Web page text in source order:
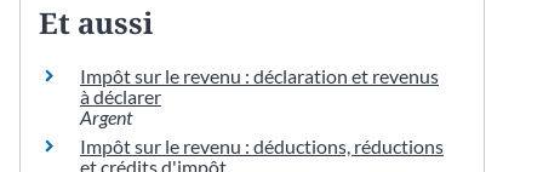
Et aussi
Impôt sur le revenu : déclaration et revenus
à déclarer
Argent
Impôt sur le revenu : déductions, réductions
et crédits d'impôt